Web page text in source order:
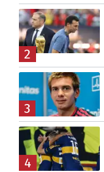
2
3
4